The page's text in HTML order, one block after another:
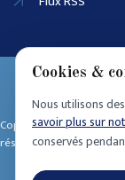
Copyright © 2025 •
réservés • Design by
Cookies &
Nous utilisons
savoir plus sur
conservés